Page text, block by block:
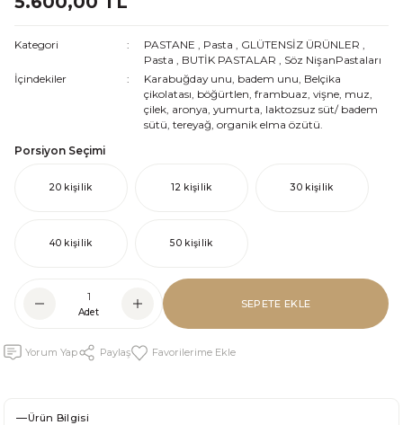
Kategori PASTANE , Pasta , GLÜTENSİZ ÜRÜNLER ,
Pasta , BUTİK PASTALAR , Söz NişanPastaları
İçindekiler
Karabuğday unu, badem unu, Belçika
çikolatası, böğürtlen, frambuaz, vişne, muz,
çilek, aronya, yumurta, laktozsuz süt/ badem
sütü, tereyağ, organik elma özütü.
Porsiyon Seçimi
20 kişilik 12 kişilik 30 kişilik
40 kişilik 50 kişilik
Adet
SEPETE EKLE
Yorum Yap Paylaş
Ürün Bilgisi